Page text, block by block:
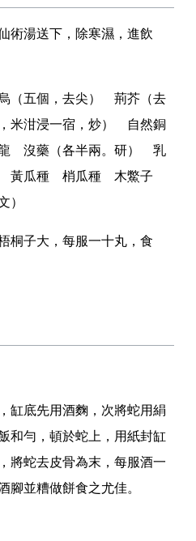
術湯送下 ， 除寒濕 ，進飲
（五個 ，去尖） 荊芥（去
，米泔浸一宿 ，炒） 自然銅
沒藥（各半兩。研） 乳
黃瓜種 梢瓜種 木鱉子
）
桐子大 ，每服一十丸 ，食
，缸底先用酒麴 ， 次將蛇用絹
和勻 ，頓於蛇上 ， 用紙封缸
， 將蛇去皮骨為末 ，每服酒一
腳並糟做餅食之尤佳。